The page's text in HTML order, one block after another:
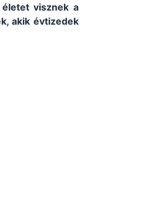
visznek a
akik évtizedek